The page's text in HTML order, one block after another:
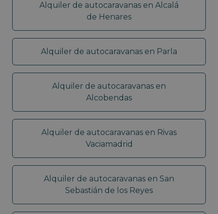
Alquiler de autocaravanas en Alcalá
de Henares
Alquiler de autocaravanas en Parla
Alquiler de autocaravanas en
Alcobendas
Alquiler de autocaravanas en Rivas
Vaciamadrid
Alquiler de autocaravanas en San
Sebastián de los Reyes